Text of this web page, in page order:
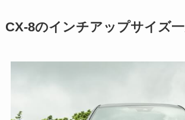
CX-8のインチアップサイズ